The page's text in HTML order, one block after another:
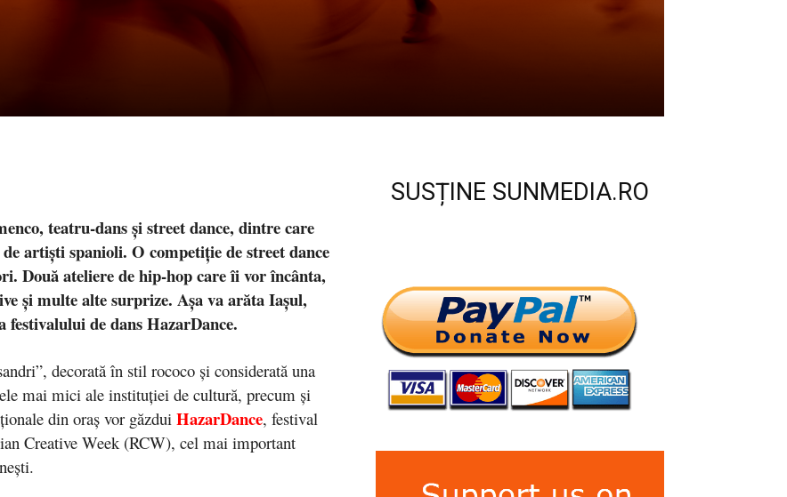
teatru-dans și street dance, dintre care
artiști spanioli. O competiție de street dance
Două ateliere de hip-hop care îi vor încânta,
și multe alte surprize. Așa va arăta Iașul,
de dans HazarDance.
decorată în stil rococo și considerată una
mai mici ale instituției de cultură, precum și
din oraș vor găzdui HazarDance, festival
Creative Week (RCW), cel mai important
SUSȚINE SUNMEDIA.RO